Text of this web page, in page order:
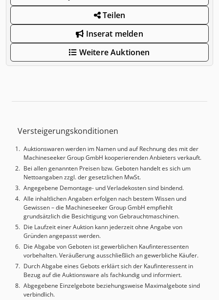
Teilen
Inserat melden
Weitere Auktionen
Versteigerungskonditionen
Auktionswaren werden im Namen und auf Rechnung des mit der
Machineseeker Group GmbH kooperierenden Anbieters verkauft.
Bei allen genannten Preisen bzw. Geboten handelt es sich um
Nettoangaben zzgl. der gesetzlichen MwSt.
Angegebene Demontage- und Verladekosten sind bindend.
Alle inhaltlichen Angaben erfolgen nach bestem Wissen und
Gewissen – die Machineseeker Group GmbH empfiehlt
grundsätzlich die Besichtigung von Gebrauchtmaschinen.
Die Laufzeit einer Auktion kann jederzeit ohne Angabe von
Gründen angepasst werden.
Die Abgabe von Geboten ist gewerblichen Kaufinteressenten
vorbehalten. Veräußerung ausschließlich an gewerbliche Käufer.
Durch Abgabe eines Gebots erklärt sich der Kaufinteressent in
Bezug auf die Auktionsware als fachkundig und informiert.
Abgegebene Einzelgebote beziehungsweise Maximalgebote sind
verbindlich.